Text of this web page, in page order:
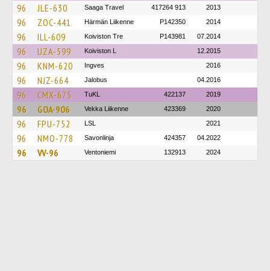
96 JLE-630 Saaga Travel 417264 913 2013
96 ZOC-441 Härmän Liikenne P142350 2014
96 ILL-609 Koiviston Tre P143981 07.2014
96 UZA-599 Koiviston L 12.2015
96 KNM-620 Ingves 2016
96 NJZ-664 Jalobus 04.2016
96 CMX-675 TuKL 422137 2019
96 GOA-906 Vekka Liikenne 423369 2020
96 FPU-752 LSL 2021
96 NMO-778 Savonlinja 424357 04.2022
96 VV-96 Ventoniemi 132913 2024